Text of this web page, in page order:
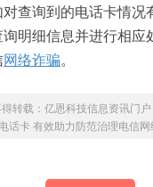
查询到的电话卡情况
明细信息并进行相应
网络诈骗。
转载： 亿恩科技信息资讯门户
电话卡 有效助力防范治理电信